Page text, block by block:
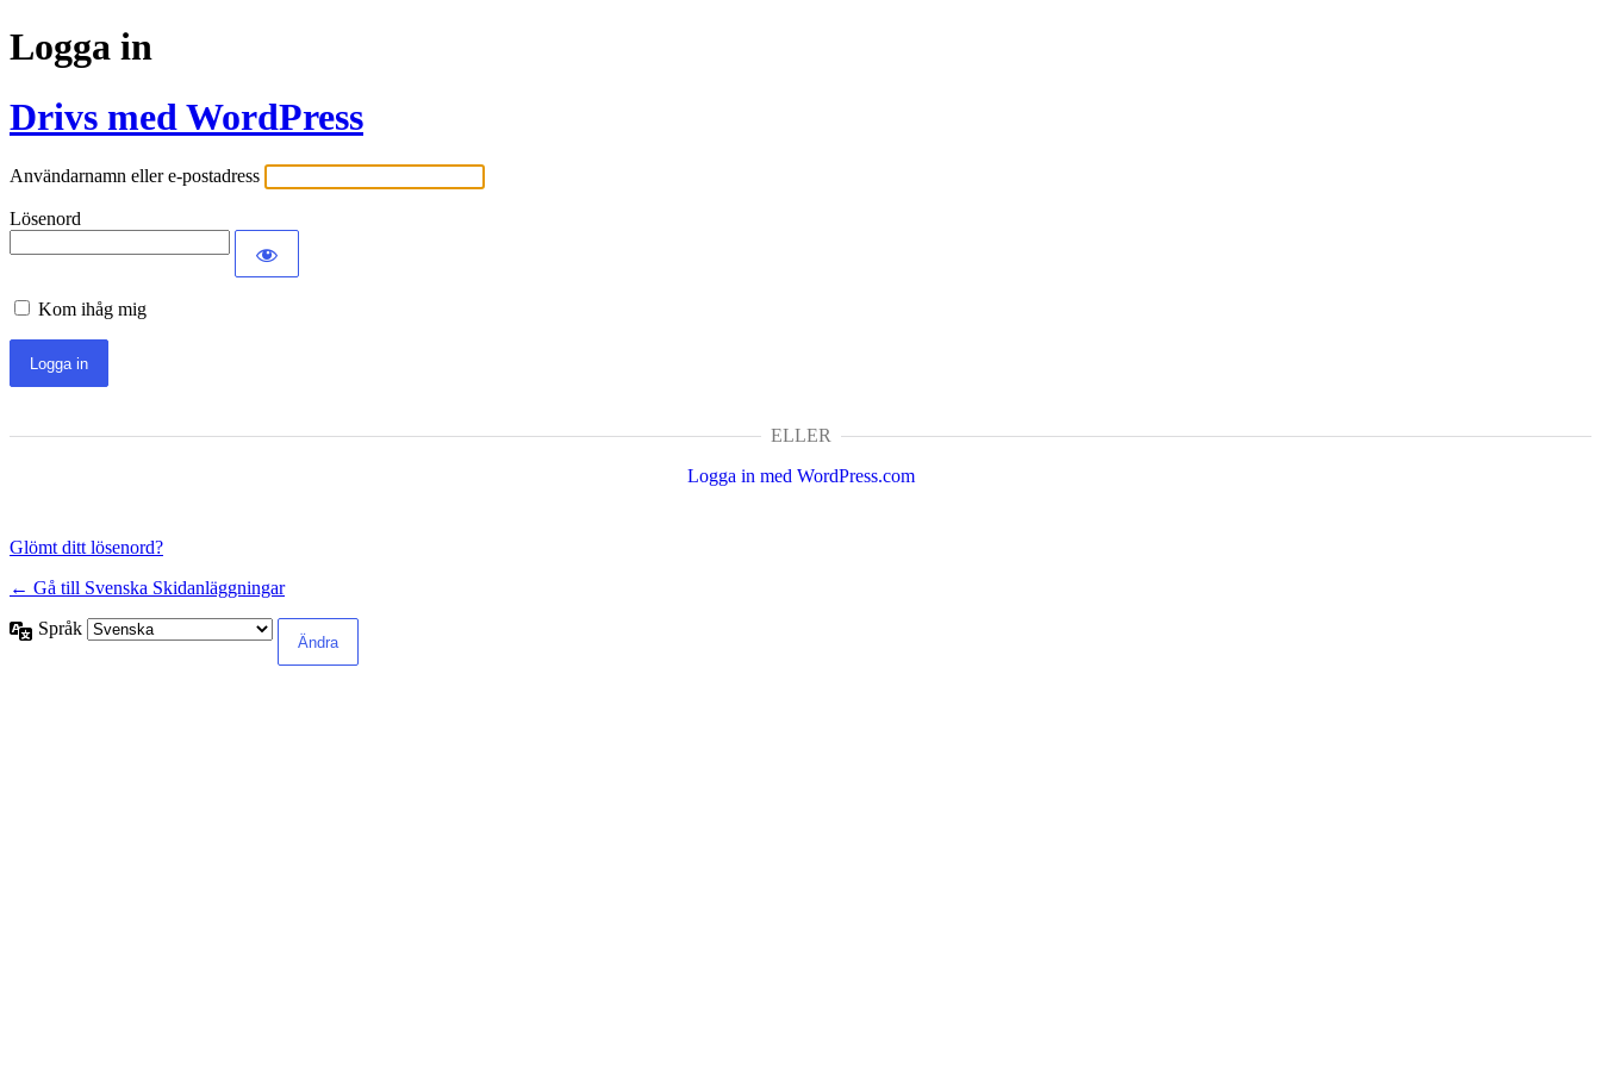
Logga in
Drivs med WordPress
Användarnamn eller e-postadress
Lösenord
Kom ihåg mig
ELLER
Logga in med WordPress.com
Glömt ditt lösenord?
← Gå till Svenska Skidanläggningar
Språk